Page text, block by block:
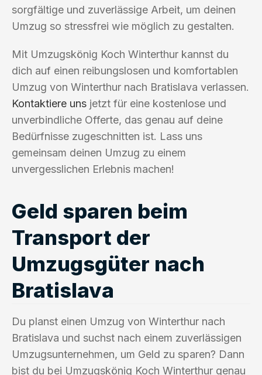
sorgfältige und zuverlässige Arbeit, um deinen
Umzug so stressfrei wie möglich zu gestalten.
Mit Umzugskönig Koch Winterthur kannst du
dich auf einen reibungslosen und komfortablen
Umzug von Winterthur nach Bratislava verlassen.
Kontaktiere uns jetzt für eine kostenlose und
unverbindliche Offerte, das genau auf deine
Bedürfnisse zugeschnitten ist. Lass uns
gemeinsam deinen Umzug zu einem
unvergesslichen Erlebnis machen!
Geld sparen beim
Transport der
Umzugsgüter nach
Bratislava
Du planst einen Umzug von Winterthur nach
Bratislava und suchst nach einem zuverlässigen
Umzugsunternehmen, um Geld zu sparen? Dann
bist du bei Umzugskönig Koch Winterthur genau